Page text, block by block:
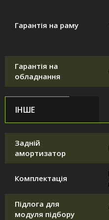
Гарантія на раму
Гарантія на
обладнання
ІНШЕ
Задній
амортизатор
Комплектація
Підлога для
модуля підбору